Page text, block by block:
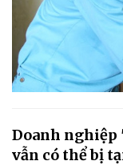
Doanh nghiệp
vẫn có thể bị